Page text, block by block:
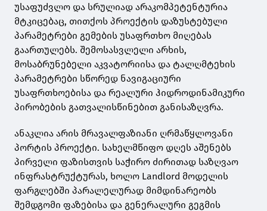
უსაფუძვლო და სრულიად არაკომპეტენტურია
მტკიცებაც, თითქოს პროექტის დაზუსტებული
პარამეტრები გემების უსაფრთხო მიღებას
გაართულებს. შემოსასვლელი არხის,
მოსაბრუნებელი აკვატორიისა და ტალღმტეხის
პარამეტრები სწორედ ნავიგაციური
უსაფრთხოებისა და რეალური ჰიდროდინამიკური
პირობების გათვალისწინებით განისაზღვრა.
ანაკლია არის მრავალფაზიანი ღრმაწყლოვანი
პორტის პროექტი. სახელმწიფო დღეს აშენებს
პირველი ფაზისთვის საჭირო ძირითად საზღვაო
ინფრასტრუქტურას, ხოლო Landlord მოდელის
ფარგლებში პარალელურად მიმდინარეობს
შემდგომი ფაზებისა და გენერალური გეგმის